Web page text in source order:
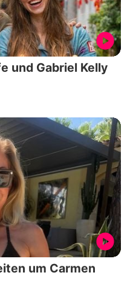
und Gabriel Kelly
um Carmen